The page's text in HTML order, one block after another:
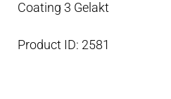
Coating 3 Gelakt
Product ID: 2581